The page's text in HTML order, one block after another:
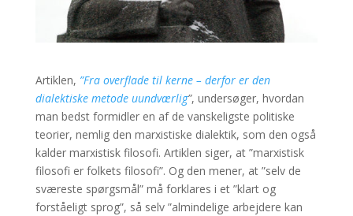
Artiklen, ”Fra overflade til kerne – derfor er den
dialektiske metode uundværlig”, undersøger, hvordan
man bedst formidler en af de vanskeligste politiske
teorier, nemlig den marxistiske dialektik, som den også
kalder marxistisk filosofi. Artiklen siger, at ”marxistisk
filosofi er folkets filosofi”. Og den mener, at ”selv de
sværeste spørgsmål” må forklares i et ”klart og
forståeligt sprog”, så selv ”almindelige arbejdere kan